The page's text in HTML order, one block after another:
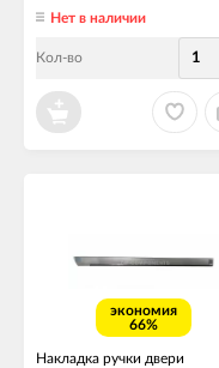
Нет в наличии
Кол-во
экономия
66%
Накладка ручки двери